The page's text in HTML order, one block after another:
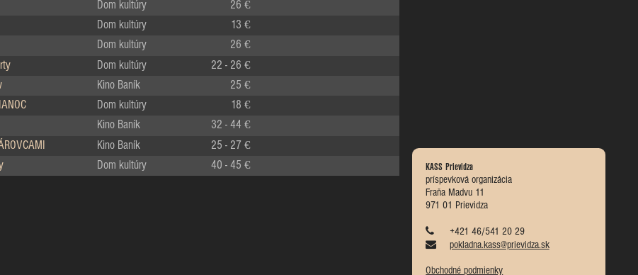
KASS Prievidza
príspevková organizácia
Fraňa Madvu 11
971 01 Prievidza
+421 46/541 20 29
pokladna.kass@prievidza.sk
Obchodné podmienky
Dom kultúry 26 €
Dom kultúry 13 €
Dom kultúry 26 €
Dom kultúry 22 - 26 €
Kino Baník 25 €
Dom kultúry 18 €
Kino Baník 32 - 44 €
Kino Baník 25 - 27 €
Dom kultúry 40 - 45 €